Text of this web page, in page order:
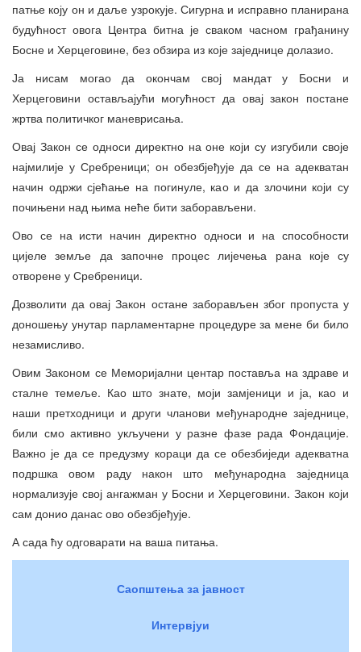
патње коју он и даље узрокује. Сигурна и исправно планирана
будућност овога Центра битна је сваком часном грађанину
Босне и Херцеговине, без обзира из које заједнице долазио.
Ја нисам могао да окончам свој мандат у Босни и
Херцеговини остављајући могућност да овај закон постане
жртва политичког маневрисања.
Овај Закон се односи директно на оне који су изгубили своје
најмилије у Сребреници; он обезбјеђује да се на адекватан
начин одржи сјећање на погинуле, као и да злочини који су
почињени над њима неће бити заборављени.
Ово се на исти начин директно односи и на способности
цијеле земље да започне процес лијечења рана које су
отворене у Сребреници.
Дозволити да овај Закон остане заборављен због пропуста у
доношењу унутар парламентарне процедуре за мене би било
незамисливо.
Овим Законом се Меморијални центар поставља на здраве и
сталне темеље. Као што знате, моји замјеници и ја, као и
наши претходници и други чланови међународне заједнице,
били смо активно укључени у разне фазе рада Фондације.
Важно је да се предузму кораци да се обезбиједи адекватна
подршка овом раду након што међународна заједница
нормализује свој ангажман у Босни и Херцеговини. Закон који
сам донио данас ово обезбјеђује.
А сада ћу одговарати на ваша питања.
Саопштења за јавност
Интервјуи